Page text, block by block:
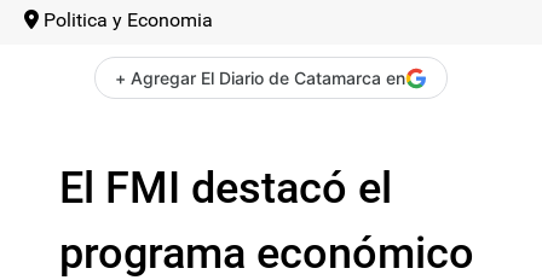
Politica y Economia
+ Agregar El Diario de Catamarca en
El FMI destacó el
programa económico